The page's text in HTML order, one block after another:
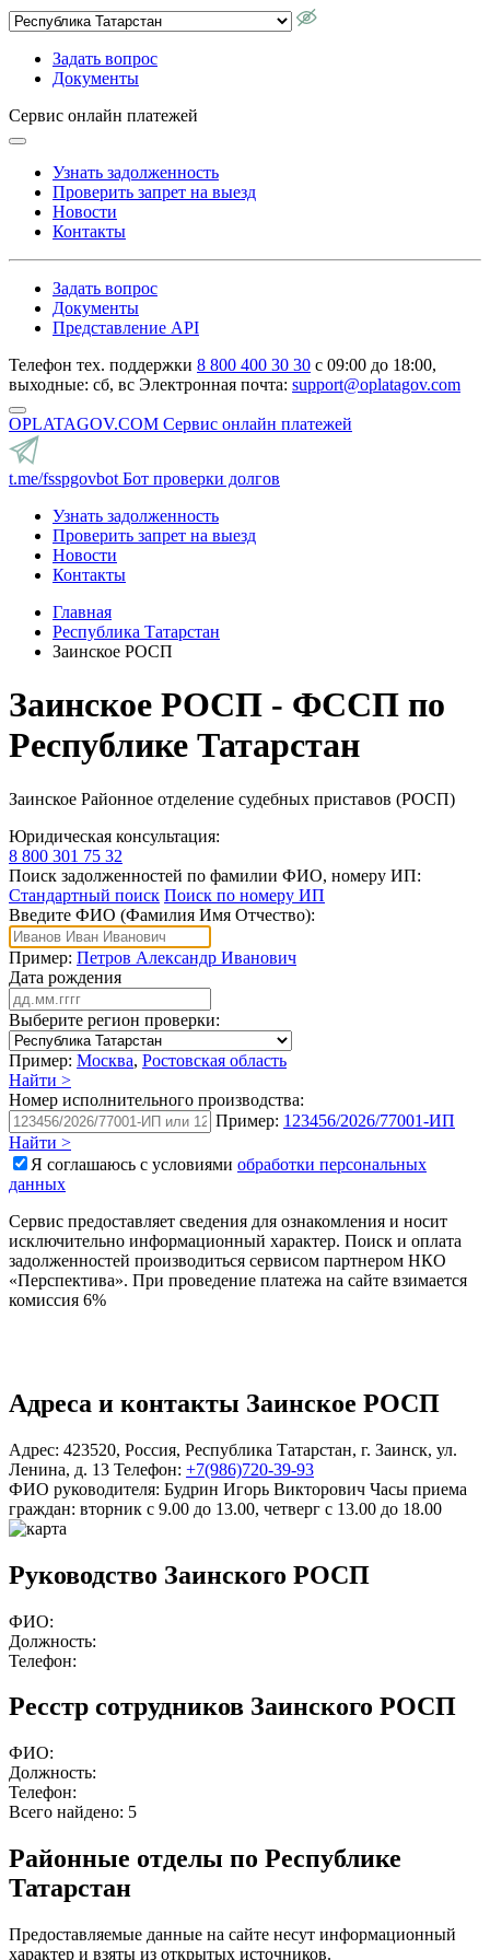
Задать вопрос
Документы
Сервис онлайн платежей
Узнать задолженность
Проверить запрет на выезд
Новости
Контакты
Задать вопрос
Документы
Представление API
Телефон тех. поддержки 8 800 400 30 30 с 09:00 до 18:00,
выходные: сб, вс Электронная почта: support@oplatagov.com
OPLATAGOV.COM Сервис онлайн платежей
t.me/fsspgovbot Бот проверки долгов
Узнать задолженность
Проверить запрет на выезд
Новости
Контакты
Главная
Республика Татарстан
Заинское РОСП
Заинское РОСП - ФССП по
Республике Татарстан
Заинское Районное отделение судебных приставов (РОСП)
Юридическая консультация:
8 800 301 75 32
Поиск задолженностей по фамилии ФИО, номеру ИП:
Стандартный поиск Поиск по номеру ИП
Введите ФИО (Фамилия Имя Отчество):
Пример: Петров Александр Иванович
Дата рождения
Выберите регион проверки:
Пример: Москва, Ростовская область
Найти >
Номер исполнительного производства:
Пример: 123456/2026/77001-ИП
Найти >
Я соглашаюсь с условиями обработки персональных
данных
Сервис предоставляет сведения для ознакомления и носит
исключительно информационный характер. Поиск и оплата
задолженностей производиться сервисом партнером НКО
«Перспектива». При проведение платежа на сайте взимается
комиссия 6%
Адреса и контакты Заинское РОСП
Адрес: 423520, Россия, Республика Татарстан, г. Заинск, ул.
Ленина, д. 13 Телефон: +7(986)720-39-93
ФИО руководителя: Будрин Игорь Викторович Часы приема
граждан: вторник с 9.00 до 13.00, четверг с 13.00 до 18.00
Руководство Заинского РОСП
ФИО:
Должность:
Телефон:
Ресстр сотрудников Заинского РОСП
ФИО:
Должность:
Телефон:
Всего найдено: 5
Районные отделы по Республике
Татарстан
Предоставляемые данные на сайте несут информационный
характер и взяты из открытых источников.